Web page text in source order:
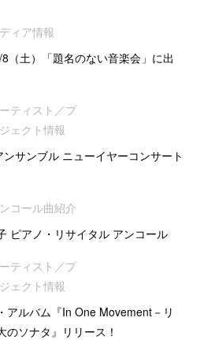
ィア情報
（土）「題名のない音楽会」に出
ティスト／プ
ェクト情報
サンブル ニューイヤーコンサート
コール曲紹介
ピアノ・リサイタル アンコール
ティスト／プ
ェクト情報
アルバム『In One Movement－リ
ソナタ』リリース！